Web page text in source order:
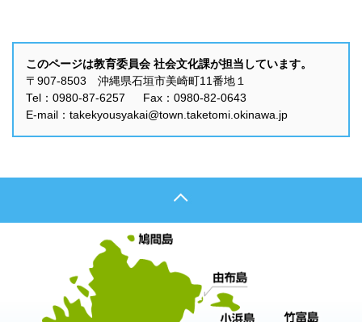
このページは教育委員会 社会文化課が担当しています。
〒907-8503 沖縄県石垣市美崎町11番地１
Tel：0980-87-6257 Fax：0980-82-0643
E-mail：takekyousyakai@town.taketomi.okinawa.jp